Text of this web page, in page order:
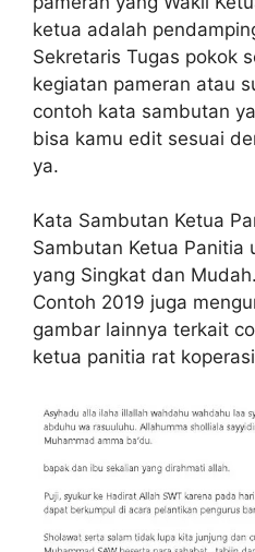
ketua adalah
Sekretaris Tugas pokok
kegiatan pameran atau
contoh kata sambutan
bisa kamu edit sesuai
ya.
Kata Sambutan Ketua
Sambutan Ketua Panitia
yang Singkat dan
Contoh 2019 juga
gambar lainnya terkait
ketua panitia rat